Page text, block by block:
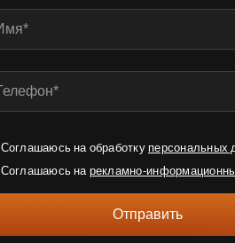
Соглашаюсь на обработку персональных
Соглашаюсь на рекламно-
Отправить